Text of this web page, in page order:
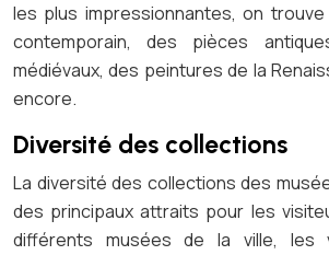
les plus impressionnantes, on
contemporain, des pièces
médiévaux, des peintures de la
encore.
Diversité des collections
La diversité des collections des
des principaux attraits pour les
différents musées de la ville, les